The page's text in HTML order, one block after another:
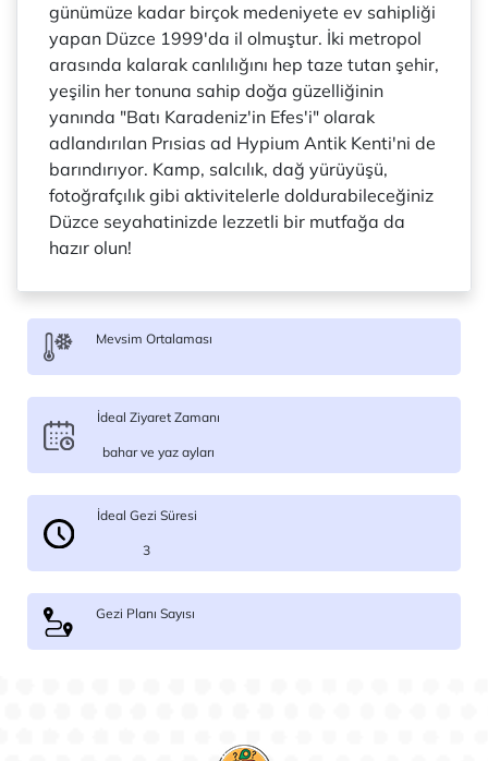
günümüze kadar birçok medeniyete ev sahipliği
yapan Düzce 1999'da il olmuştur. İki metropol
arasında kalarak canlılığını hep taze tutan şehir,
yeşilin her tonuna sahip doğa güzelliğinin
yanında "Batı Karadeniz'in Efes'i" olarak
adlandırılan Prısias ad Hypium Antik Kenti'ni de
barındırıyor. Kamp, salcılık, dağ yürüyüşü,
fotoğrafçılık gibi aktivitelerle doldurabileceğiniz
Düzce seyahatinizde lezzetli bir mutfağa da
hazır olun!
Mevsim Ortalaması
İdeal Ziyaret Zamanı
bahar ve yaz ayları
İdeal Gezi Süresi
3
Gezi Planı Sayısı